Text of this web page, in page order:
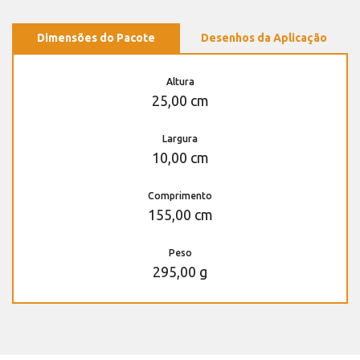
Dimensões do Pacote Desenhos da Aplicação
Altura
25,00 cm
Largura
10,00 cm
Comprimento
155,00 cm
Peso
295,00 g